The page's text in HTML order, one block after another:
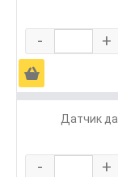
- +
Ä
Датчик
- +